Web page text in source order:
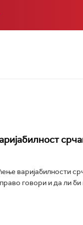
варијабилности
говори и да ли